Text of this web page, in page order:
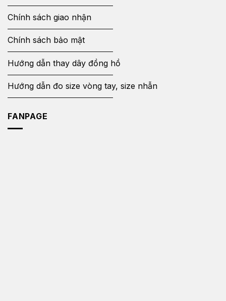
Chính sách giao nhận
Chính sách bảo mật
Hướng dẫn thay dây đồng hồ
Hướng dẫn đo size vòng tay, size nhẫn
FANPAGE